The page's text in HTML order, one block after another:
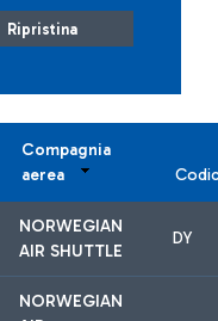
Ripristina
Compagnia
aerea
NORWEGIAN
AIR SHUTTLE
DY
NORWEGIAN